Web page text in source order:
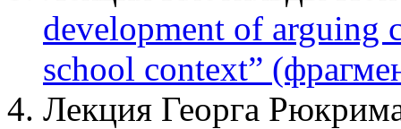
development of arguing
school context”
Лекция Георга